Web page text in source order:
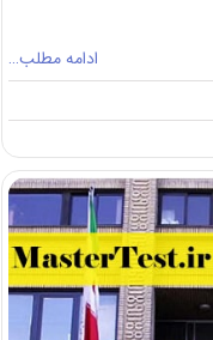
ادامه مطلب…